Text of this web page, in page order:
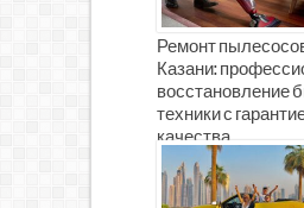
Ремонт
Казани:
восстановление
техники с
качества